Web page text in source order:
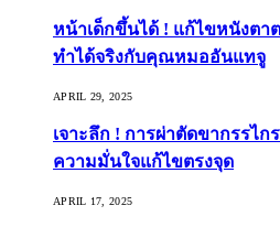
หน้าเด็กขึ้นได้ ! แก้ไขหนังตา
ทำได้จริงกับคุณหมออันแทจู
APRIL 29, 2025
เจาะลึก ! การผ่าตัดขากรรไ
ความมั่นใจแก้ไขตรงจุด
APRIL 17, 2025